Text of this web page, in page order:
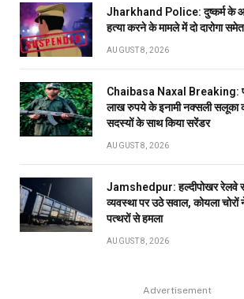
Jharkhand Police: दुष्कर्म के
हत्या करने के मामले में दो दारोगा
AUGUST 8, 2026
Chaibasa Naxal Breaking:
लाख रुपये के इनामी नक्सली सलूका
सदस्यों के साथ किया सरेंडर
AUGUST 8, 2026
Jamshedpur: हल्दीपोखर रेलवे
व्यवस्था पर उठे सवाल, कोयला चोरों
पत्थरों से हमला
AUGUST 8, 2026
Advertisement